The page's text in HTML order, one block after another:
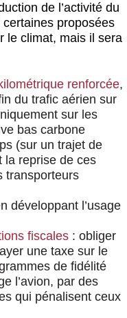
de l’activité du
proposées
le climat, mais il sera
renforcée,
du trafic aérien sur
sur les
bas carbone
(sur un trajet de
la reprise de ces
transporteurs
développant l’usage
fiscales : obliger
une taxe sur le
de fidélité
l’avion, par des
qui pénalisent ceux